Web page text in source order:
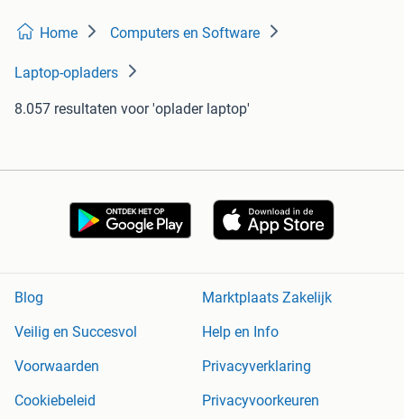
Home Computers en Software
Laptop-opladers
8.057 resultaten voor 'oplader laptop'
Blog
Marktplaats Zakelijk
Veilig en Succesvol
Help en Info
Voorwaarden
Privacyverklaring
Cookiebeleid
Privacyvoorkeuren